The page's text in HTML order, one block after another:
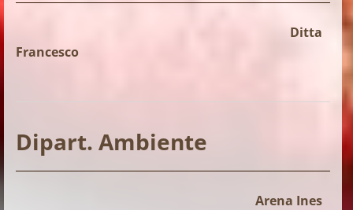
Ditta
Francesco
Dipart. Ambiente
Arena Ines